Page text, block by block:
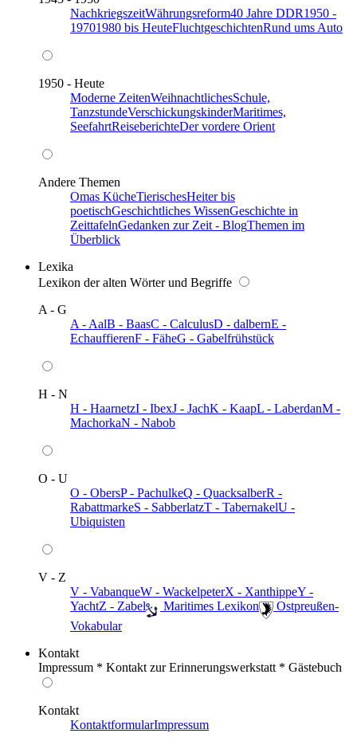
NachkriegszeitWährungsreform40 Jahre DDR1950 -
19701980 bis HeuteFluchtgeschichtenRund ums Auto
1950 - Heute
Moderne ZeitenWeihnachtlichesSchule,
TanzstundeVerschickungskinderMaritimes,
SeefahrtReiseberichteDer vordere Orient
Andere Themen
Omas KücheTierischesHeiter bis
poetischGeschichtliches WissenGeschichte in
ZeittafelnGedanken zur Zeit - BlogThemen im
Überblick
Lexika
Lexikon der alten Wörter und Begriffe
A - G
A - AalB - BaasC - CalculusD - dalbernE -
EchauffierenF - FäheG - Gabelfrühstück
H - N
H - HaarnetzI - IbexJ - JachK - KaapL - LaberdanM -
MachorkaN - Nabob
O - U
O - ObersP - PachulkeQ - QuacksalberR -
RabattmarkeS - SabberlatzT - TabernakelU -
Ubiquisten
V - Z
V - VabanqueW - WackelpeterX - XanthippeY -
YachtZ - Zabel ️ Maritimes Lexikon
️ Ostpreußen-
Vokabular
Kontakt
Impressum * Kontakt zur Erinnerungswerkstatt * Gästebuch
Kontakt
KontaktformularImpressum